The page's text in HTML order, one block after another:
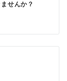
せんか？